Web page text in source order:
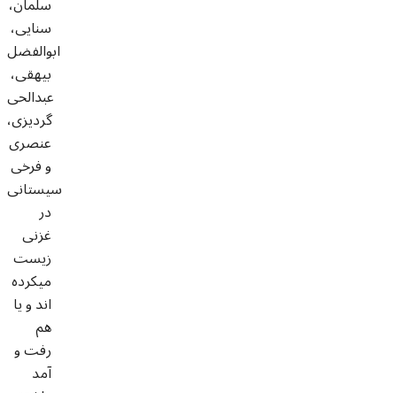
سنایی،
ابوالفضل
بیهقی،
عبدالحی
گردیزی،
عنصری
و فرخی
سیستانی
در
غزنی
زیست
میکرده
اند و یا
هم
رفت و
آمد